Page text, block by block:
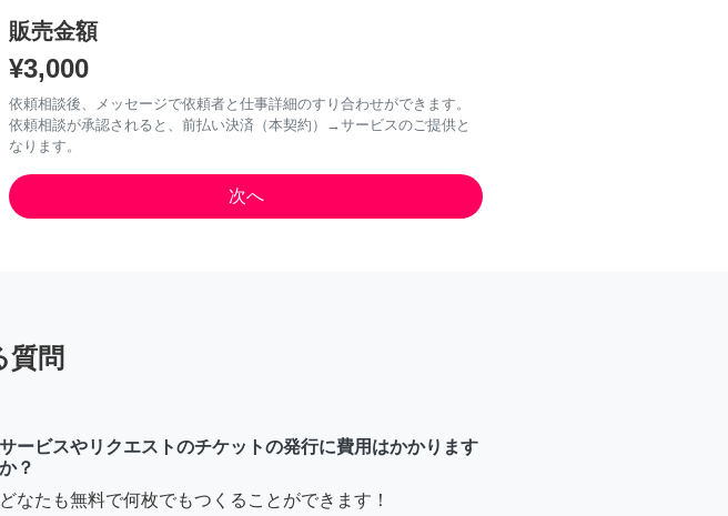
販売金額
¥3,000
依頼相談後、メッセージで依頼者と仕事詳細のすり合わせができます。
依頼相談が承認されると、前払い決済（本契約）→サービスのご提供と
なります。
質問
サービスやリクエストのチケットの発行に費用はかかります
か？
どなたも無料で何枚でもつくることができます！